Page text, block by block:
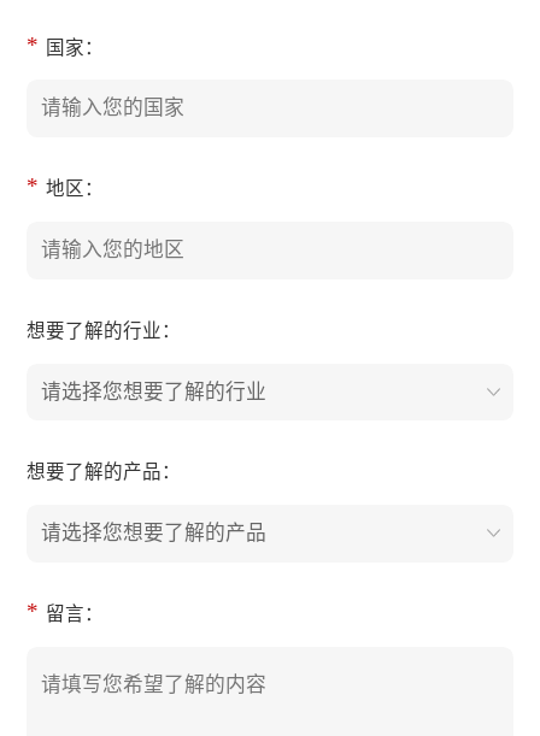
* 国家：
* 地区：
想要了解的行业：
请选择您想要了解的行业
想要了解的产品：
请选择您想要了解的产品
* 留言：